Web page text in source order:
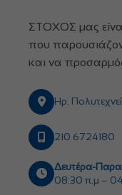
ΣΤΟΧΟΣ μας
που
και να
Ηρ.
210 6724180
Δευτέρα-
08:30 π.μ –